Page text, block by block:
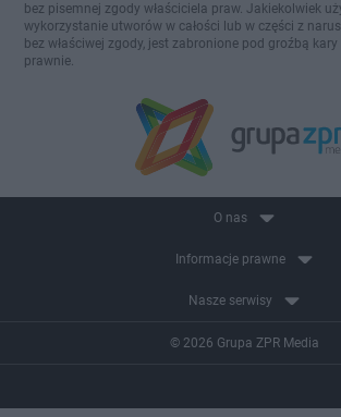
bez pisemnej zgody właściciela praw. Jakiekolwiek
wykorzystanie utworów w całości lub w części z
bez właściwej zgody, jest zabronione pod groźbą
prawnie.
O nas
Informacje prawne
Nasze serwisy
© 2026 Grupa ZPR Media